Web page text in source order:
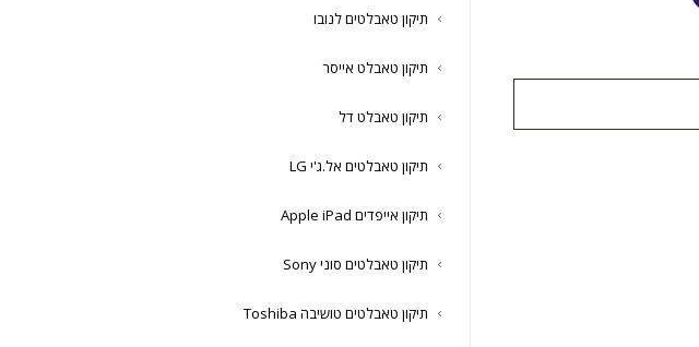
תיקון טאבלטים לנובו
תיקון טאבלט אייסר
תיקון טאבלט דל
תיקון טאבלטים אל.ג'י LG
תיקון אייפדים Apple iPad
תיקון טאבלטים סוני Sony
תיקון טאבלטים טושיבה Toshiba